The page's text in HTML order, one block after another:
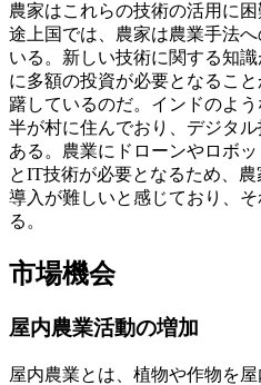
農家はこれらの技術の活用に
途上国では、農家は農業手法
いる。新しい技術に関する知
に多額の投資が必要となるこ
躇しているのだ。インドのよ
半が村に住んでおり、デジタ
ある。農業にドローンやロボ
とIT技術が必要となるため、
導入が難しいと感じており、
る。
市場機会
屋内農業活動の増加
屋内農業とは、植物や作物を